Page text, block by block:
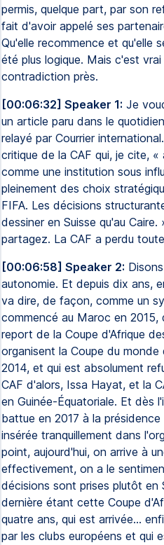
permis, quelque part, par son
fait d'avoir appelé ses
Qu'elle recommence et qu'elle
été plus logique. Mais c'est
contradiction près.
[00:06:32] Speaker 1: Je
un article paru dans le
relayé par Courrier
critique de la CAF qui, je cite,
comme une institution sous
pleinement des choix
FIFA. Les décisions
dessiner en Suisse qu'au
partagez. La CAF a perdu
[00:06:58] Speaker 2:
autonomie. Et depuis dix ans,
va dire, de façon, comme un
commencé au Maroc en
report de la Coupe d'Afrique
organisent la Coupe du
2014, et qui est absolument
CAF d'alors, Issa Hayat, et la
en Guinée-Équatoriale. Et dès
battue en 2017 à la
insérée tranquillement dans
point, aujourd'hui, on arrive à
effectivement, on a le
décisions sont prises plutôt en
dernière étant cette Coupe
quatre ans, qui est arrivée…
par les clubs européens et qui